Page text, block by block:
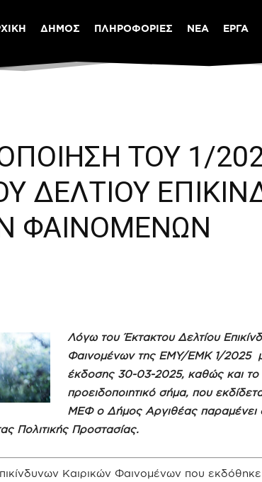
ΔΗΜΟΣ ΠΛΗΡΟΦΟΡΙΕΣ ΝΕΑ ΕΡΓΑ
ΤΟΥ 1/
ΔΕΛΤΙΟΥ
ΦΑΙΝΟΜΕΝΩΝ
Λόγω του Έκτακτου Δελτίου
Φαινομένων της ΕΜΥ/ΕΜΚ 1/2025
έκδοσης 30-03-2025, καθώς και το
προειδοποιητικό σήμα, που
ΜΕΦ ο Δήμος Αργιθέας παραμένει
Πολιτικής Προστασίας.
Καιρικών Φαινομένων που